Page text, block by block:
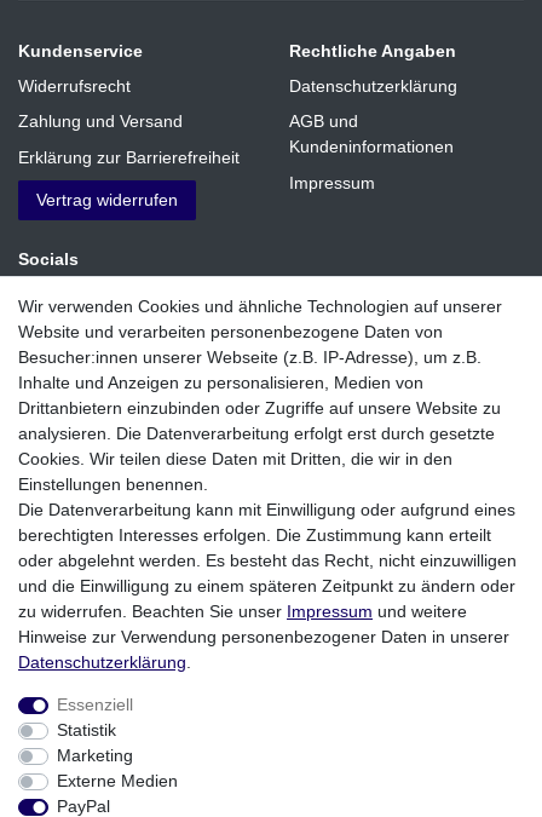
Kundenservice
Widerrufsrecht
Zahlung und Versand
Erklärung zur Barrierefreiheit
Vertrag widerrufen
Rechtliche Angaben
Datenschutzerklärung
AGB und
Kundeninformationen
Impressum
Socials
Facebook
Instagram
Zahlungsmethoden
Versandpartner
* Alle Preise inklusive MwSt. zzgl. Versandkosten
Wir verwenden Cookies und ähnliche Technologien auf unserer
Website und verarbeiten personenbezogene Daten von
Besucher:innen unserer Webseite (z.B. IP-Adresse), um z.B.
Inhalte und Anzeigen zu personalisieren, Medien von
Drittanbietern einzubinden oder Zugriffe auf unsere Website zu
analysieren. Die Datenverarbeitung erfolgt erst durch gesetzte
Cookies. Wir teilen diese Daten mit Dritten, die wir in den
Einstellungen benennen.
Die Datenverarbeitung kann mit Einwilligung oder aufgrund eines
berechtigten Interesses erfolgen. Die Zustimmung kann erteilt
oder abgelehnt werden. Es besteht das Recht, nicht einzuwilligen
und die Einwilligung zu einem späteren Zeitpunkt zu ändern oder
zu widerrufen. Beachten Sie unser Impressum und weitere
Hinweise zur Verwendung personenbezogener Daten in unserer
Daten­schutz­erklärung
Essenziell
Statistik
Marketing
Externe Medien
PayPal